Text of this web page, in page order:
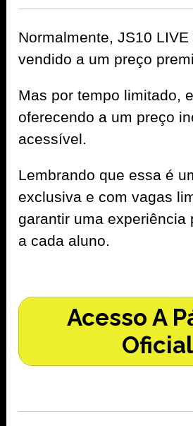
Normalmente, JS10 LIVE
vendido a um preço
Mas por tempo limitado,
oferecendo a um preço
acessível.
Lembrando que essa é
exclusiva e com vagas
garantir uma experiência
a cada aluno.
Acesso A
Oficial